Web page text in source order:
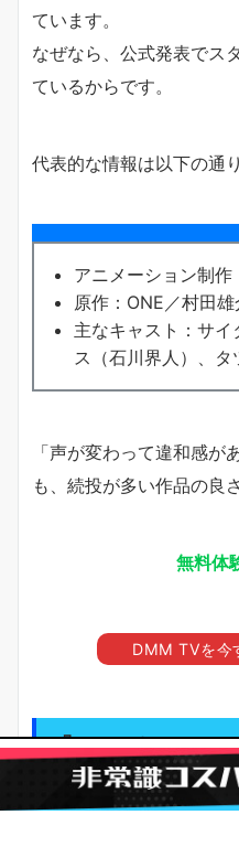
ています。
なぜなら、公式発表でス
ているからです。
代表的な情報は以下の通
アニメーション制作
原作：ONE／村田雄
主なキャスト：サイ
ス（石川界人）、
「声が変わって違和感
も、続投が多い作品の良
無料体
DMM TVを今
『ワンパンマン
と村田版の2つあ